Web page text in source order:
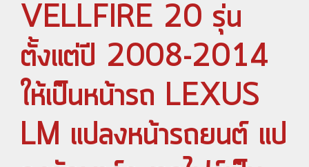
VELLFIRE 20 รุ่น
ตั้งแต่ปี 2008-2014
ให้เป็นหน้ารถ LEXUS
LM แปลงหน้ารถยนต์ แป